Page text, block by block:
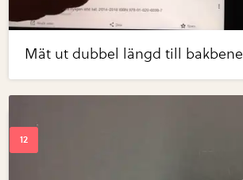
Mät ut dubbel längd till